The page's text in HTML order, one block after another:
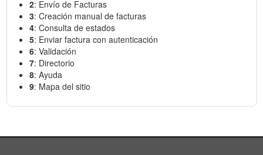
2: Envío de Facturas
3: Creación manual de facturas
4: Consulta de estados
5: Enviar factura con autenticación
6: Validación
7: Directorio
8: Ayuda
9: Mapa del sitio